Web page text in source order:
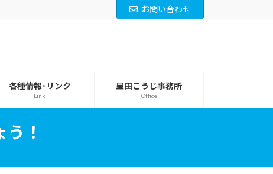
お問い合わせ
各種情報･リンク
Link
星田こうじ事務所
Office
！